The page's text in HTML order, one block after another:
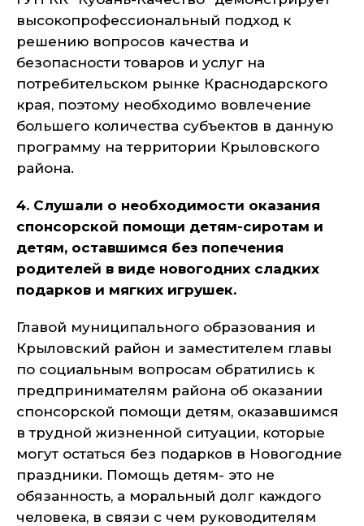
высокопрофессио­нальный подход к
решению во­просов качества и
безопасности товаров и услуг на
потребитель­ском рынке Краснодарского
края, поэтому необходимо вовлечение
большего количества субъектов в данную
программу на территории Крыловского
района.
4. Слушали о необходимости оказания
спонсорской помощи детям-сиротам и
детям, оставшимся без попечения
родителей в виде новогодних сладких
подарков и мягких игрушек.
Главой муниципального образования и
Крыловский район и заместителем главы
по социальным вопросам обратились к
предпринимателям района об оказании
спонсорской помощи детям, оказавшимся
в трудной жизненной ситуации, которые
могут остаться без подарков в Новогодние
праздники. Помощь детям- это не
обязанность, а моральный долг каждого
человека, в связи с чем руководителям